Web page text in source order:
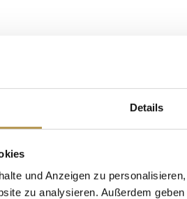
Details
und Anzeigen zu
zu analysieren. Außerdem
Nancy